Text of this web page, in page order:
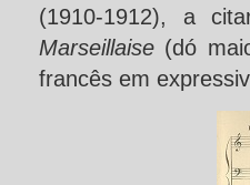
(1910-1912), a
Marseillaise (dó
francês em